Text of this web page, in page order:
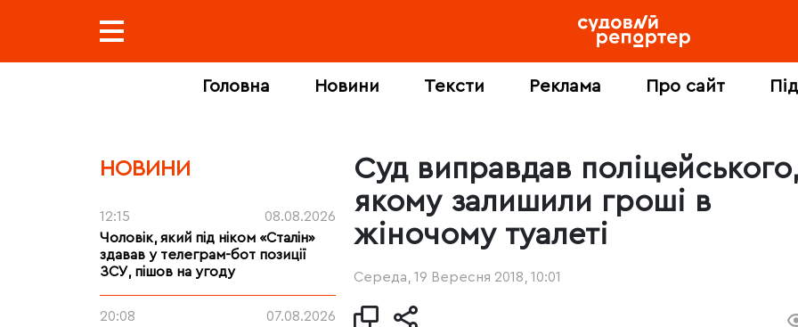
Головна Новини Тексти Реклама Про сайт
НОВИНИ
12:15
08.08.2026
Чоловік, який під ніком «Сталін»
здавав у телеграм-бот позиції
ЗСУ, пішов на угоду
20:08
07.08.2026
Суд виправдав поліцейського,
якому залишили гроші в
жіночому туалеті
Середа, 19 Вересня 2018, 10:01